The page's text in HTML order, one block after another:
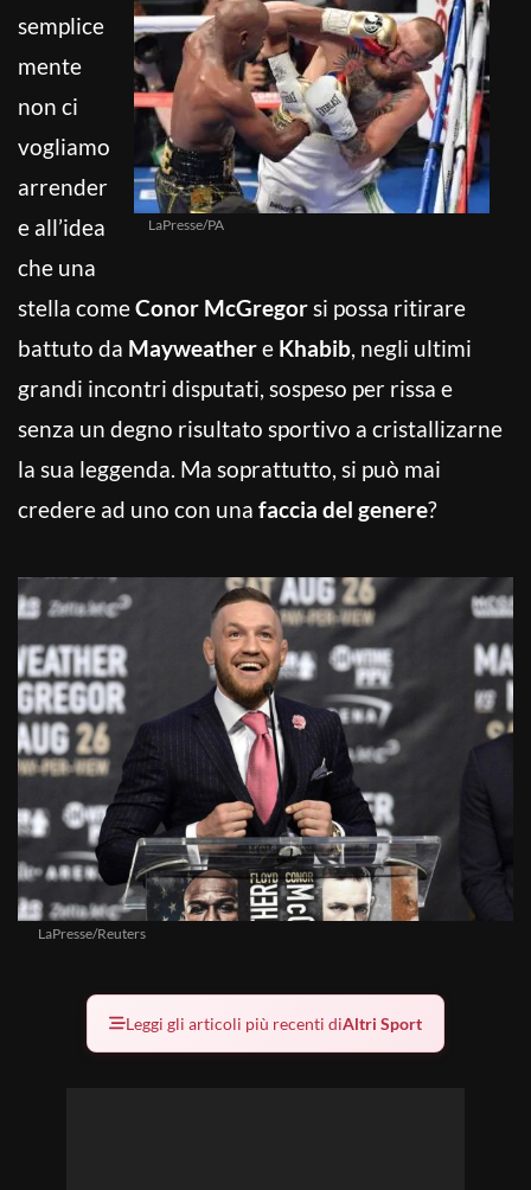
LaPresse/PA
semplice
mente
non ci
vogliamo
arrender
e all’idea
che una
stella comeConor McGregorsi possa ritirare
battuto da Mayweathere Khabib, negli ultimi
grandi incontri disputati, sospeso per rissa e
senza un degno risultato sportivo a cristallizarne
la sua leggenda. Ma soprattutto, si può mai
credere ad uno con una faccia del genere?
LaPresse/Reuters
Leggi gli articoli più recenti diAltri Sport